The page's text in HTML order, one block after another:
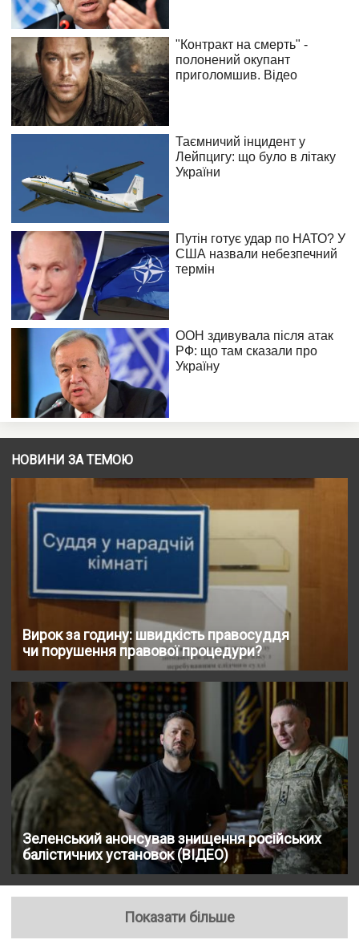
НОВИНИ ЗА ТЕМОЮ
Вирок за годину: швидкість правосуддя
чи порушення правової процедури?
Зеленський анонсував знищення російських
балістичних установок (ВІДЕО)
Показати більше